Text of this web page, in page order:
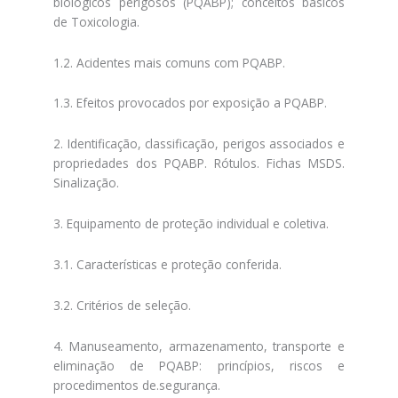
de Toxicologia.
1.2. Acidentes mais comuns com PQABP.
1.3. Efeitos provocados por exposição a PQABP.
2. Identificação, classificação, perigos associados e
propriedades dos PQABP. Rótulos. Fichas MSDS.
Sinalização.
3. Equipamento de proteção individual e coletiva.
3.1. Características e proteção conferida.
3.2. Critérios de seleção.
4. Manuseamento, armazenamento, transporte e
eliminação de PQABP: princípios, riscos e
procedimentos de.segurança.